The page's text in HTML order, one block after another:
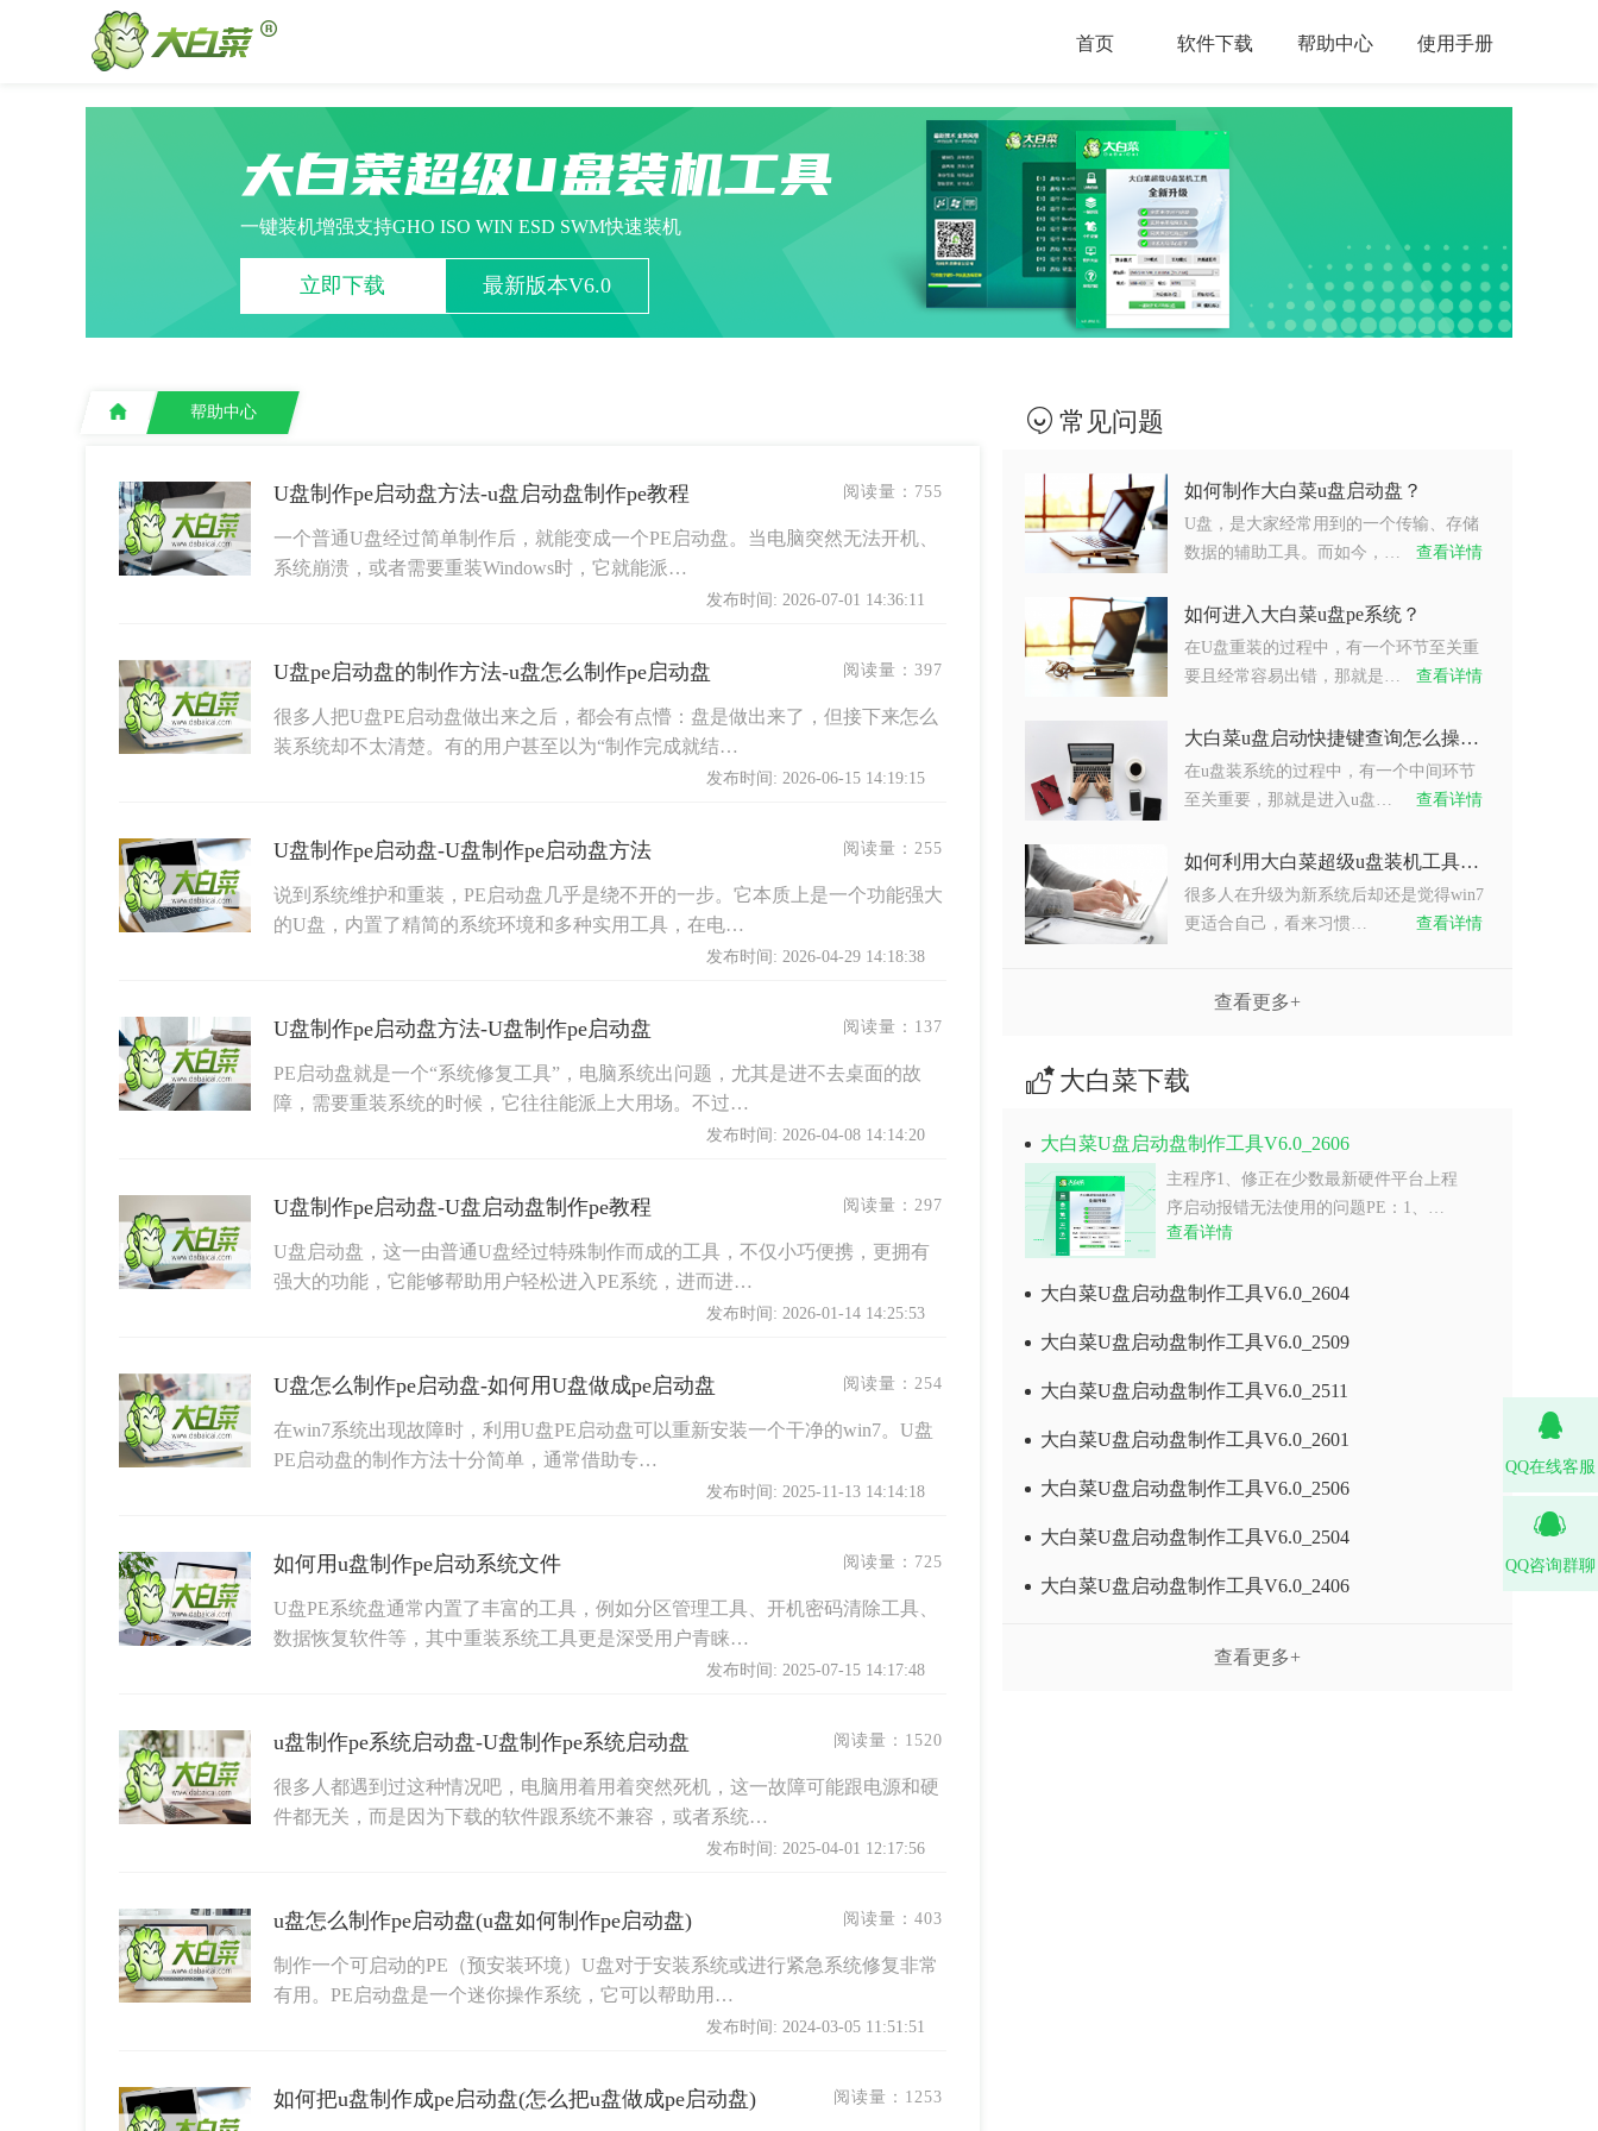
首页 软件下载 帮助中心 使用手册
大白菜超级U盘装机工具
一键装机增强支持GHO ISO WIN ESD SWM快速装机
立即下载 最新版本V6.0
帮助中心
U盘制作pe启动盘方法-u盘启动盘制作pe教程 阅读量： 755
一个普通U盘经过简单制作后，就能变成一个PE启动盘。当电脑突然无法开机、
系统崩溃，或者需要重装Windows时，它就能派…
发布时间: 2026-07-01 14:36:11
U盘pe启动盘的制作方法-u盘怎么制作pe启动盘 阅读量： 397
很多人把U盘PE启动盘做出来之后，都会有点懵：盘是做出来了，但接下来怎么
装系统却不太清楚。有的用户甚至以为“制作完成就结…
发布时间: 2026-06-15 14:19:15
U盘制作pe启动盘-U盘制作pe启动盘方法 阅读量： 255
说到系统维护和重装，PE启动盘几乎是绕不开的一步。它本质上是一个功能强大
的U盘，内置了精简的系统环境和多种实用工具，在电…
发布时间: 2026-04-29 14:18:38
U盘制作pe启动盘方法-U盘制作pe启动盘 阅读量： 137
PE启动盘就是一个“系统修复工具”，电脑系统出问题，尤其是进不去桌面的故
障，需要重装系统的时候，它往往能派上大用场。不过…
发布时间: 2026-04-08 14:14:20
U盘制作pe启动盘-U盘启动盘制作pe教程 阅读量： 297
U盘启动盘，这一由普通U盘经过特殊制作而成的工具，不仅小巧便携，更拥有
强大的功能，它能够帮助用户轻松进入PE系统，进而进…
发布时间: 2026-01-14 14:25:53
U盘怎么制作pe启动盘-如何用U盘做成pe启动盘 阅读量： 254
在win7系统出现故障时，利用U盘PE启动盘可以重新安装一个干净的win7。U盘
PE启动盘的制作方法十分简单，通常借助专…
发布时间: 2025-11-13 14:14:18
如何用u盘制作pe启动系统文件 阅读量： 725
U盘PE系统盘通常内置了丰富的工具，例如分区管理工具、开机密码清除工具、
数据恢复软件等，其中重装系统工具更是深受用户青睐…
发布时间: 2025-07-15 14:17:48
u盘制作pe系统启动盘-U盘制作pe系统启动盘 阅读量： 1520
很多人都遇到过这种情况吧，电脑用着用着突然死机，这一故障可能跟电源和硬
件都无关，而是因为下载的软件跟系统不兼容，或者系统…
发布时间: 2025-04-01 12:17:56
u盘怎么制作pe启动盘(u盘如何制作pe启动盘) 阅读量： 403
制作一个可启动的PE（预安装环境）U盘对于安装系统或进行紧急系统修复非常
有用。PE启动盘是一个迷你操作系统，它可以帮助用…
发布时间: 2024-03-05 11:51:51
如何把u盘制作成pe启动盘(怎么把u盘做成pe启动盘) 阅读量： 1253
常见问题
如何制作大白菜u盘启动盘？
U盘，是大家经常用到的一个传输、存储
数据的辅助工具。而如今，…
查看详情
如何进入大白菜u盘pe系统？
在U盘重装的过程中，有一个环节至关重
要且经常容易出错，那就是…
查看详情
大白菜u盘启动快捷键查询怎么操作？
在u盘装系统的过程中，有一个中间环节
至关重要，那就是进入u盘…
查看详情
如何利用大白菜超级u盘装机工具重装系统win7？
很多人在升级为新系统后却还是觉得win7
更适合自己，看来习惯…
查看详情
查看更多+
大白菜下载
大白菜U盘启动盘制作工具V6.0_2606
主程序1、修正在少数最新硬件平台上程
序启动报错无法使用的问题PE：1、…
查看详情
大白菜U盘启动盘制作工具V6.0_2604
大白菜U盘启动盘制作工具V6.0_2509
大白菜U盘启动盘制作工具V6.0_2511
大白菜U盘启动盘制作工具V6.0_2601
大白菜U盘启动盘制作工具V6.0_2506
大白菜U盘启动盘制作工具V6.0_2504
大白菜U盘启动盘制作工具V6.0_2406
查看更多+
QQ在线客服
QQ咨询群聊